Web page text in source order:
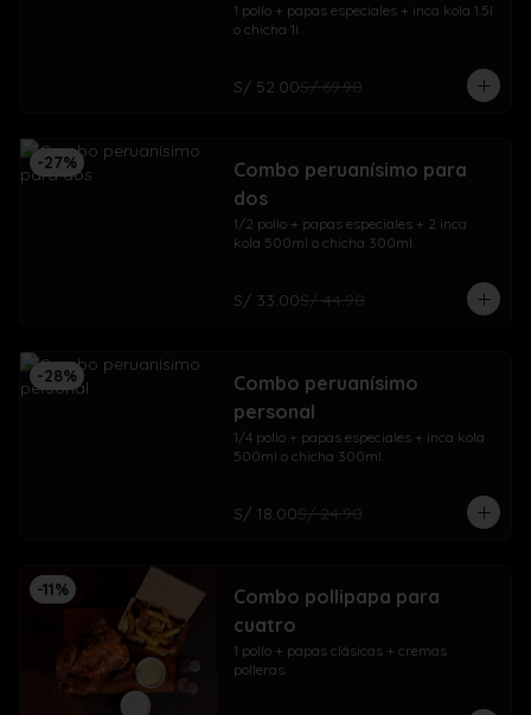
1 pollo + papas especiales + inca kola 1.5l
o chicha 1l.
S/ 52.00S/ 69.90
-27%
Combo peruanísimo para
dos
1/2 pollo + papas especiales + 2 inca
kola 500ml o chicha 300ml.
S/ 33.00S/ 44.90
-28%
Combo peruanísimo
personal
1/4 pollo + papas especiales + inca kola
500ml o chicha 300ml.
S/ 18.00S/ 24.90
-11%
Combo pollipapa para
cuatro
1 pollo + papas clásicas + cremas
polleras.